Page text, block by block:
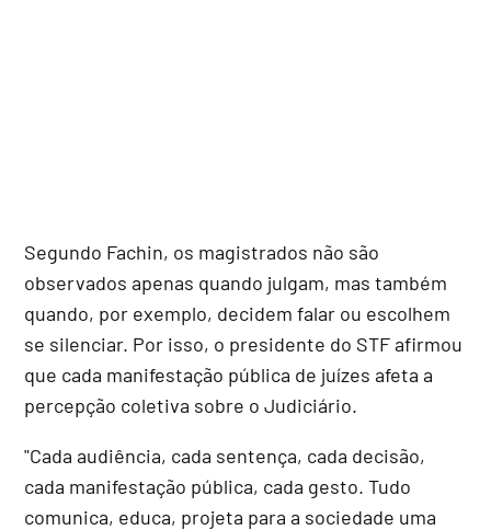
Segundo Fachin, os magistrados não são
observados apenas quando julgam, mas também
quando, por exemplo, decidem falar ou escolhem
se silenciar. Por isso, o presidente do STF afirmou
que cada manifestação pública de juízes afeta a
percepção coletiva sobre o Judiciário.
"Cada audiência, cada sentença, cada decisão,
cada manifestação pública, cada gesto. Tudo
comunica, educa, projeta para a sociedade uma